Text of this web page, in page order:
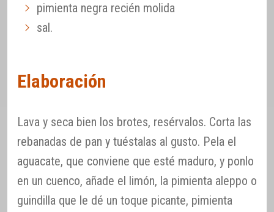
pimienta negra recién molida
sal.
Elaboración
Lava y seca bien los brotes, resérvalos. Corta las
rebanadas de pan y tuéstalas al gusto. Pela el
aguacate, que conviene que esté maduro, y ponlo
en un cuenco, añade el limón, la pimienta aleppo o
guindilla que le dé un toque picante, pimienta